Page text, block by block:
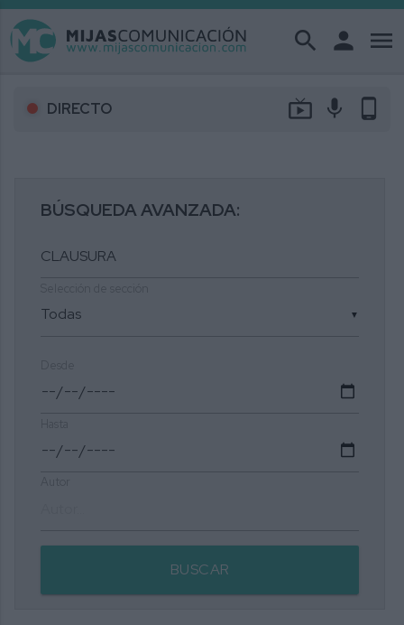
search person menu
DIRECTO live_tv mic phone_android
BÚSQUEDA AVANZADA:
▼
BUSCAR